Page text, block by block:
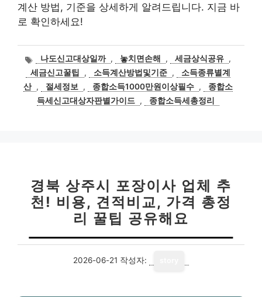
계산 방법, 기준을 상세하게 알려드립니다. 지금 바
로 확인하세요!
태
그
나도신고대상일까 , 놓치면손해 , 세금상식공유 ,
세금신고꿀팁
, 소득계산방법및기준 ,
소득종류별계
산 , 절세정보 , 종합소득1000만원이상필수 ,
종합소
득세신고대상자판별가이드 , 종합소득세총정리
경북 상주시 포장이사 업체 추
천! 비용, 견적비교, 가격 총정
리 꿀팁 공유해요
2026-06-21 작성자: